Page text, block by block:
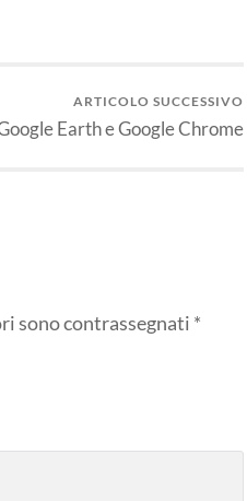
ARTICOLO SUCCESSIVO
Earth e Google Chrome
sono contrassegnati *